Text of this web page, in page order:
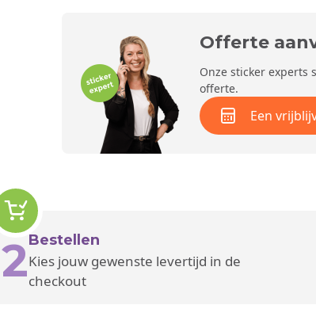
Offerte
Onze sticker experts
offerte.
Een
2Bestellen
Kies jouw gewenste levertijd in de
checkout